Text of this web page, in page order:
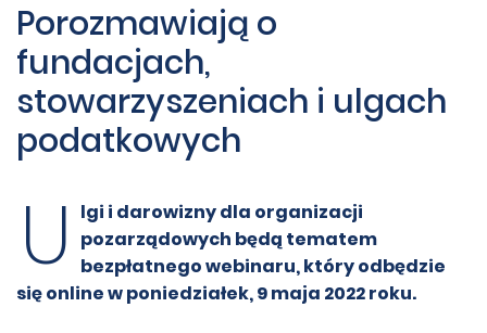
Porozmawiają o
fundacjach,
stowarzyszeniach i ulgach
podatkowych
U
lgi i darowizny dla organizacji
pozarządowych będą tematem
bezpłatnego webinaru, który odbędzie
się online w poniedziałek, 9 maja 2022 roku.